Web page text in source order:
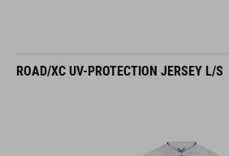
ROAD/XC UV-PROTECTION JERSEY L/S